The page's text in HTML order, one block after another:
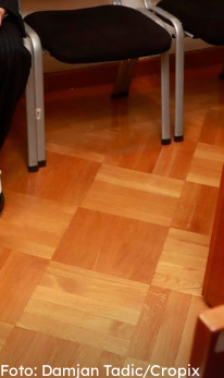
Foto: Damjan Tadic/Cropix